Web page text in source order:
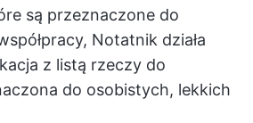
są przeznaczone do
Notatnik działa
z listą rzeczy do
do osobistych, lekkich